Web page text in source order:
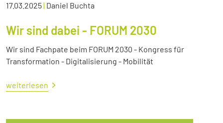
17.03.2025| Daniel Buchta
Wir sind dabei - FORUM 2030
Wir sind Fachpate beim FORUM 2030 - Kongress für
Transformation - Digitalisierung - Mobilität
weiterlesen